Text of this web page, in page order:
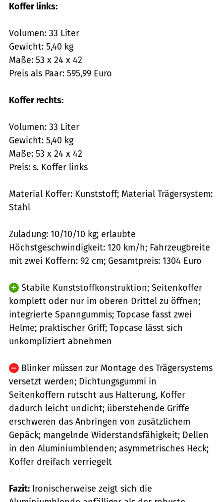
Koffer links:
Volumen: 33 Liter
Gewicht: 5,40 kg
Maße: 53 x 24 x 42
Preis als Paar: 595,99 Euro
Koffer rechts:
Volumen: 33 Liter
Gewicht: 5,40 kg
Maße: 53 x 24 x 42
Preis: s. Koffer links
Material Koffer: Kunststoff; Material Trägersystem:
Stahl
Zuladung: 10/10/10 kg; erlaubte
Höchstgeschwindigkeit: 120 km/h; Fahrzeugbreite
mit zwei Koffern: 92 cm; Gesamtpreis: 1304 Euro
Stabile Kunststoffkonstruktion; Seitenkoffer
komplett oder nur im oberen Drittel zu öffnen;
integrierte Spanngummis; Topcase fasst zwei
Helme; praktischer Griff; Topcase lässt sich
unkompliziert abnehmen
Blinker müssen zur Montage des Trägersystems
versetzt werden; Dichtungsgummi in
Seitenkoffern rutscht aus Halterung, Koffer
dadurch leicht undicht; überstehende Griffe
erschweren das Anbringen von zusätzlichem
Gepäck; mangelnde Widerstandsfähigkeit; Dellen
in den Aluminiumblenden; asymmetrisches Heck;
Koffer dreifach verriegelt
Fazit: Ironischerweise zeigt sich die